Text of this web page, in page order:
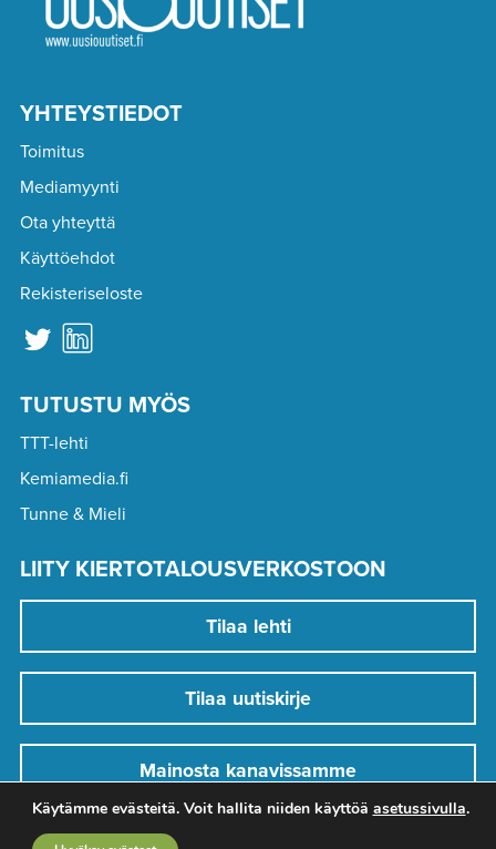
YHTEYSTIEDOT
Toimitus
Mediamyynti
Ota yhteyttä
Käyttöehdot
Rekisteriseloste
TUTUSTU MYÖS
TTT-lehti
Kemiamedia.fi
Tunne & Mieli
LIITY KIERTOTALOUSVERKOSTOON
Tilaa lehti
Tilaa uutiskirje
Mainosta kanavissamme
Käytämme evästeitä. Voit hallita niiden käyttöä asetussivulla.